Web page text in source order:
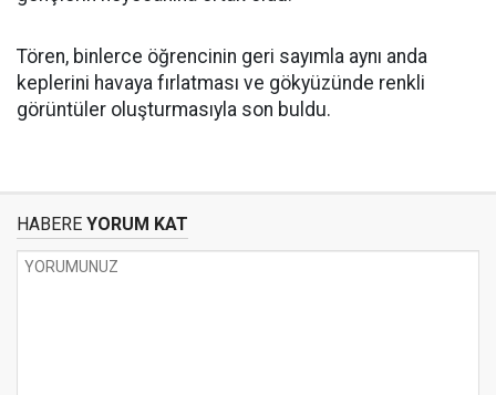
Tören, binlerce öğrencinin geri sayımla aynı anda
keplerini havaya fırlatması ve gökyüzünde renkli
görüntüler oluşturmasıyla son buldu.
HABERE YORUM KAT